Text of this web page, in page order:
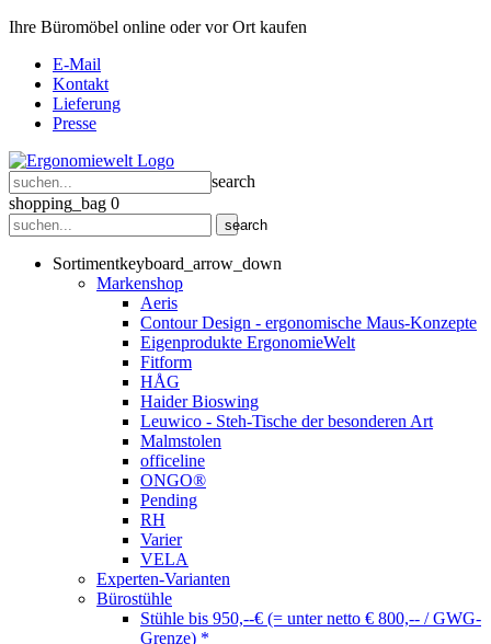
Ihre Büromöbel online oder vor Ort kaufen
E-Mail
Kontakt
Lieferung
Presse
search
shopping_bag 0
search
Sortimentkeyboard_arrow_down
Markenshop
Aeris
Contour Design - ergonomische Maus-Konzepte
Eigenprodukte ErgonomieWelt
Fitform
HÅG
Haider Bioswing
Leuwico - Steh-Tische der besonderen Art
Malmstolen
officeline
ONGO®
Pending
RH
Varier
VELA
Experten-Varianten
Bürostühle
Stühle bis 950,--€ (= unter netto € 800,-- / GWG-
Grenze) *